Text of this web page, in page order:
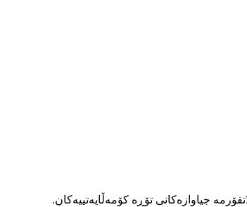
جیاوازەکانی تۆڕە کۆمەڵایەتییەکان.